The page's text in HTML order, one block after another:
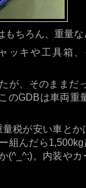
もちろん、重量
ッキや工具箱
が、そのままだ
のGDBは車両重
税が安い車と
組んだら
(^_^;)。内装や